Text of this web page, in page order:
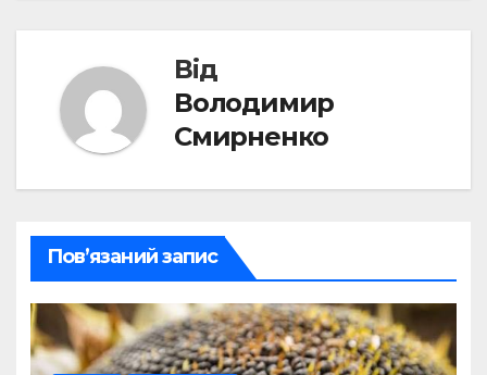
Від
Володимир
Смирненко
Пов’язаний запис